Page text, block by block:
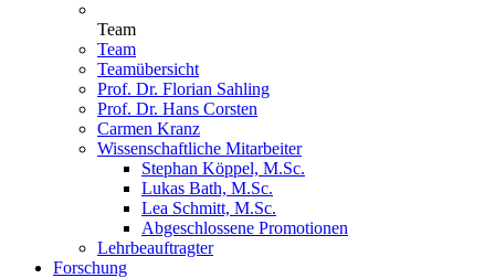
Team
Team
Teamübersicht
Prof. Dr. Florian Sahling
Prof. Dr. Hans Corsten
Carmen Kranz
Wissenschaftliche Mitarbeiter
Stephan Köppel, M.Sc.
Lukas Bath, M.Sc.
Lea Schmitt, M.Sc.
Abgeschlossene Promotionen
Lehrbeauftragter
Forschung